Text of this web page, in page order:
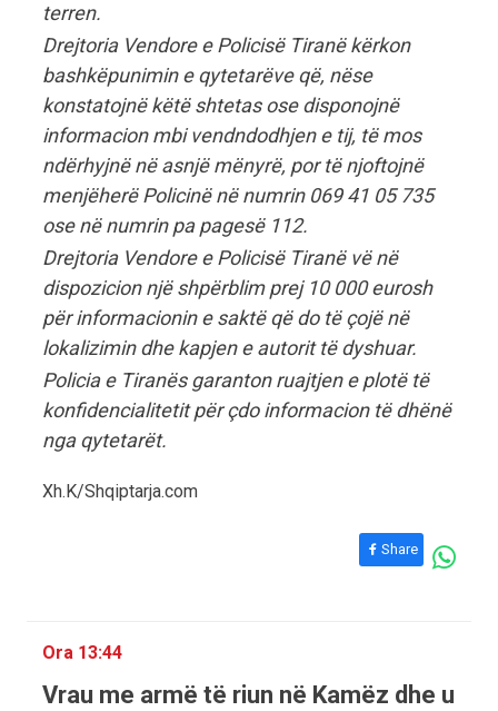
terren.
Drejtoria Vendore e Policisë Tiranë kërkon
bashkëpunimin e qytetarëve që, nëse
konstatojnë këtë shtetas ose disponojnë
informacion mbi vendndodhjen e tij, të mos
ndërhyjnë në asnjë mënyrë, por të njoftojnë
menjëherë Policinë në numrin 069 41 05 735
ose në numrin pa pagesë 112.
Drejtoria Vendore e Policisë Tiranë vë në
dispozicion një shpërblim prej 10 000 eurosh
për informacionin e saktë që do të çojë në
lokalizimin dhe kapjen e autorit të dyshuar.
Policia e Tiranës garanton ruajtjen e plotë të
konfidencialitetit për çdo informacion të dhënë
nga qytetarët.
Xh.K/Shqiptarja.com
Share
Ora 13:44
Vrau me armë të riun në Kamëz dhe u